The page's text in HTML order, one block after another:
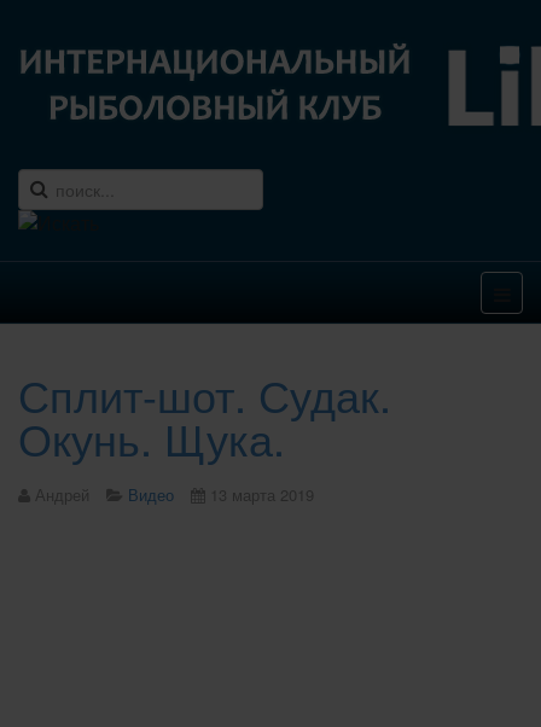
Сплит-шот. Судак.
Окунь. Щука.
Андрей Видео 13 марта 2019